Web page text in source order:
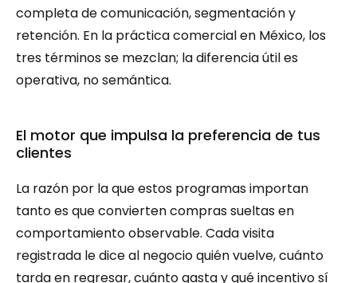
completa de comunicación, segmentación y
retención. En la práctica comercial en México, los
tres términos se mezclan; la diferencia útil es
operativa, no semántica.
El motor que impulsa la preferencia de tus
clientes
La razón por la que estos programas importan
tanto es que convierten compras sueltas en
comportamiento observable. Cada visita
registrada le dice al negocio quién vuelve, cuánto
tarda en regresar, cuánto gasta y qué incentivo sí